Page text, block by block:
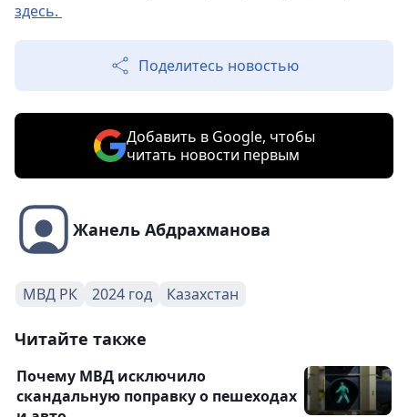
здесь.
Поделитесь новостью
Добавить в Google, чтобы
читать новости первым
Жанель Абдрахманова
МВД РК 2024 год Казахстан
Читайте также
Почему МВД исключило
скандальную поправку о пешеходах